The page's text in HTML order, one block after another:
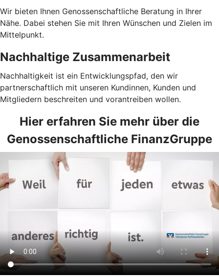
Wir bieten Ihnen Genossenschaftliche Beratung in Ihrer
Nähe. Dabei stehen Sie mit Ihren Wünschen und Zielen im
Mittelpunkt.
Nachhaltige Zusammenarbeit
Nachhaltigkeit ist ein Entwicklungspfad, den wir
partnerschaftlich mit unseren Kundinnen, Kunden und
Mitgliedern beschreiten und vorantreiben wollen.
Hier erfahren Sie mehr über die
Genossenschaftliche FinanzGruppe